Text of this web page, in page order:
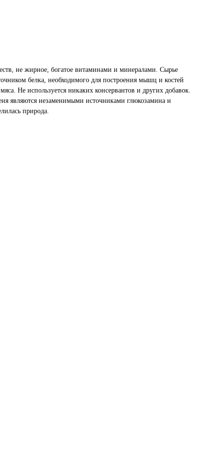
не жирное, богатое витаминами и минералами. Сырье
белка, необходимого для построения мышц и костей
Не используется никаких консервантов и других добавок.
являются незаменимыми источниками глюкозамина и
природа.